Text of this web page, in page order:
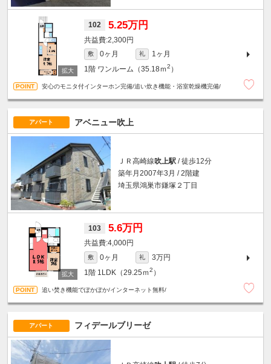
102 5.25万円
2,300円
敷 0ヶ月 礼
1ヶ月
1階 ワンルーム（35.18ｍ2 ）
安心のモニタ付インターホン完備/追い炊き機能・浴室乾燥機完備/
アパート アベニュー吹上
ＪＲ高崎線 吹上駅 / 徒歩12分
築年月2007年3月 / 2階建
埼玉県鴻巣市鎌塚２丁目
103 5.6万円
4,000円
敷 0ヶ月 礼
3万円
1階 1LDK（29.25ｍ2 ）
追い焚き機能でぽかぽか/インターネット無料/
アパート フィデールブリーゼ